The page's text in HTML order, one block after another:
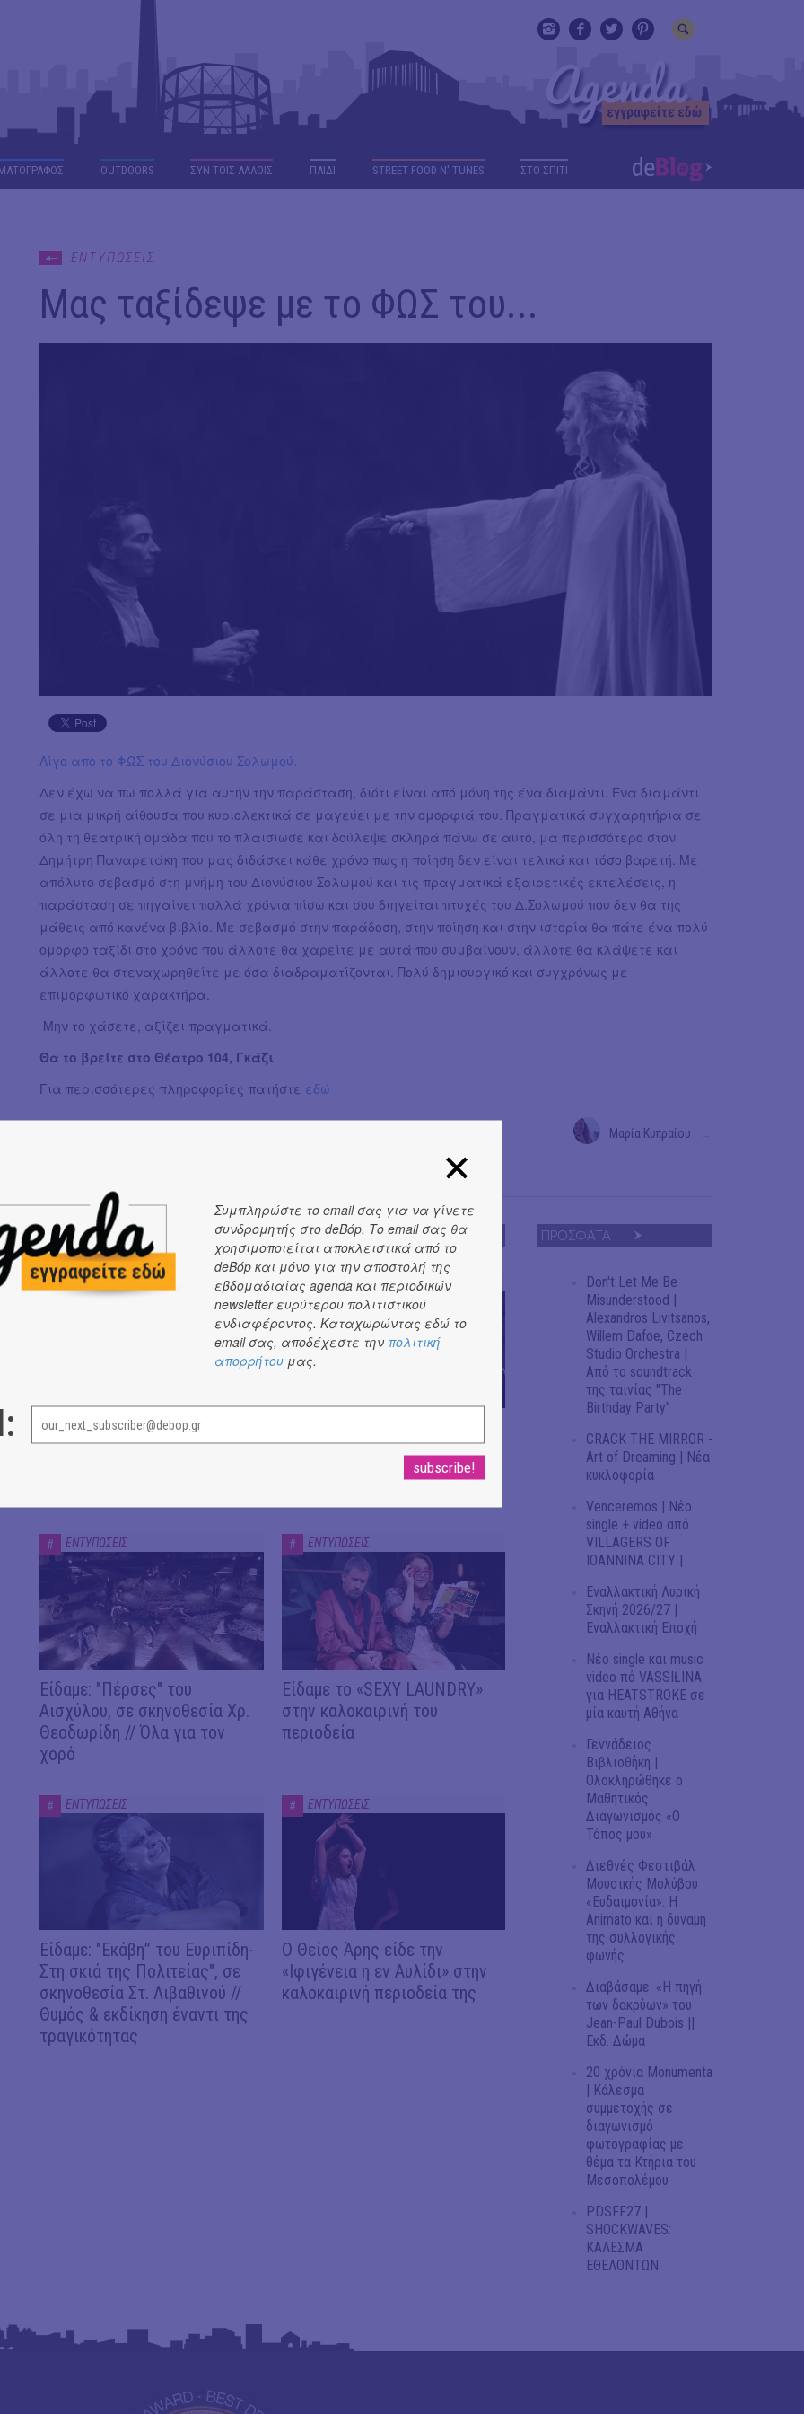
OUTDΟORS ΣΥΝ ΤΟΙΣ ΑΛΛΟΙΣ ΠΑΙΔΙ STREET FOOD N' TUNES ΣΤΟ ΣΠΙΤΙ
ΕΝΤΥΠΩΣΕΙΣ
Μας ταξίδεψε με το ΦΩΣ του...
Λίγο απο το ΦΩΣ του Διονύσιου Σολωμού.
Δεν έχω να πω πολλά για αυτήν την παράσταση, διότι είναι από μόνη της ένα διαμάντι. Ένα διαμάντι
σε μια μικρή αίθουσα που κυριολεκτικά σε μαγεύει με την ομορφιά του. Πραγματικά συγχαρητήρια σε
όλη τη θεατρική ομάδα που το πλαισίωσε και δούλεψε σκληρά πάνω σε αυτό, μα περισσότερο στον
Δημήτρη Παναρετάκη που μας διδάσκει κάθε χρόνο πως η ποίηση δεν είναι τελικά και τόσο βαρετή. Με
απόλυτο σεβασμό στη μνήμη του Διονύσιου Σολωμού και τις πραγματικά εξαιρετικές εκτελέσεις, η
παράσταση σε πηγαίνει πολλά χρόνια πίσω και σου διηγείται πτυχές του Δ.Σολωμού που δεν θα της
μάθεις από κανένα βιβλίο. Με σεβασμό στην παράδοση, στην ποίηση και στην ιστορία θα πάτε ένα πολύ
ομορφο ταξίδι στο χρόνο που άλλοτε θα χαρείτε με αυτά που συμβαίνουν, άλλοτε θα κλάψετε και
άλλοτε θα στεναχωρηθείτε με όσα διαδραματίζονται. Πολύ δημιουργικό και συγχρόνως με
επιμορφωτικό χαρακτήρα.
Μην το χάσετε, αξίζει πραγματικά.
Θα το βρείτε στο Θέατρο 104, Γκάζι
Για περισσότερες πληροφορίες πατήστε εδώ
Μαρία Κυπραίου
ΕΝΤΥΠΩΣΕΙΣ
# ΕΝΤΥΠΩΣΕΙΣ
Είδαμε: "Άλκηστις" του
Ευριπίδη, σε σκηνοθεσία Δ.
# ΕΝΤΥΠΩΣΕΙΣ
σε σκηνοθεσία J. Gardev //
Καλώς ήρθατε στο σόου!
# ΕΝΤΥΠΩΣΕΙΣ
Είδαμε: "Πέρσες" του
Αισχύλου, σε σκηνοθεσία Χρ.
Θεοδωρίδη // Όλα για τον
χορό
# ΕΝΤΥΠΩΣΕΙΣ
Είδαμε το «SEXY LAUNDRY»
στην καλοκαιρινή του
περιοδεία
# ΕΝΤΥΠΩΣΕΙΣ
Είδαμε: "Εκάβη” του Ευριπίδη-
Στη σκιά της Πολιτείας", σε
σκηνοθεσία Στ. Λιβαθινού //
Θυμός & εκδίκηση έναντι της
τραγικότητας
# ΕΝΤΥΠΩΣΕΙΣ
Ο Θείος Άρης είδε την
«Ιφιγένεια η εν Αυλίδι» στην
καλοκαιρινή περιοδεία της
ΠΡΟΣΦΑΤΑ
Don't Let Me Be
Misunderstood |
Alexandros Livitsanos,
Willem Dafoe, Czech
Studio Orchestra |
Από το soundtrack
της ταινίας "The
Birthday Party"
CRACK THE MIRROR -
Art of Dreaming | Νέα
κυκλοφορία
Venceremos | Νέο
single + video από
VILLAGERS OF
IOANNINA CITY |
Εναλλακτική Λυρική
Σκηνή 2026/27 |
Εναλλακτική Εποχή
Νέο single και music
video πό VASSIŁINA
για HEATSTROKE σε
μία καυτή Αθήνα
Γεννάδειος
Βιβλιοθήκη |
Ολοκληρώθηκε ο
Μαθητικός
Διαγωνισμός «Ο
Τόπος μου»
Διεθνές Φεστιβάλ
Μουσικής Μολύβου
«Ευδαιμονία»: Η
Animato και η δύναμη
της συλλογικής
φωνής
Διαβάσαμε: «Η πηγή
των δακρύων» του
Jean-Paul Dubois ||
Εκδ. Δώμα
20 χρόνια Monumenta
| Κάλεσμα
συμμετοχής σε
διαγωνισμό
φωτογραφίας με
θέμα τα Κτήρια του
Μεσοπολέμου
PDSFF27 |
SHOCKWAVES:
ΚΑΛΕΣΜΑ
ΕΘΕΛΟΝΤΩΝ
Συμπληρώστε το email σας για να γίνετε
συνδρομητής στο deBόp. Το email σας θα
χρησιμοποιείται αποκλειστικά από το
deBόp και μόνο για την αποστολή της
εβδομαδιαίας agenda και περιοδικών
newsletter ευρύτερου πολιτιστικού
ενδιαφέροντος. Καταχωρώντας εδώ το
email σας, αποδέχεστε την πολιτική
απορρήτου μας.